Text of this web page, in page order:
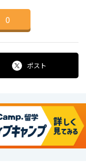
0
ポスト